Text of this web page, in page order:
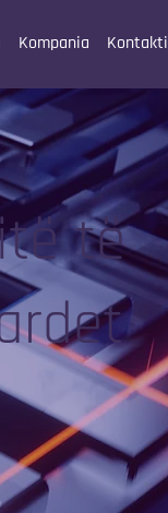
Kompania Kontakti
të